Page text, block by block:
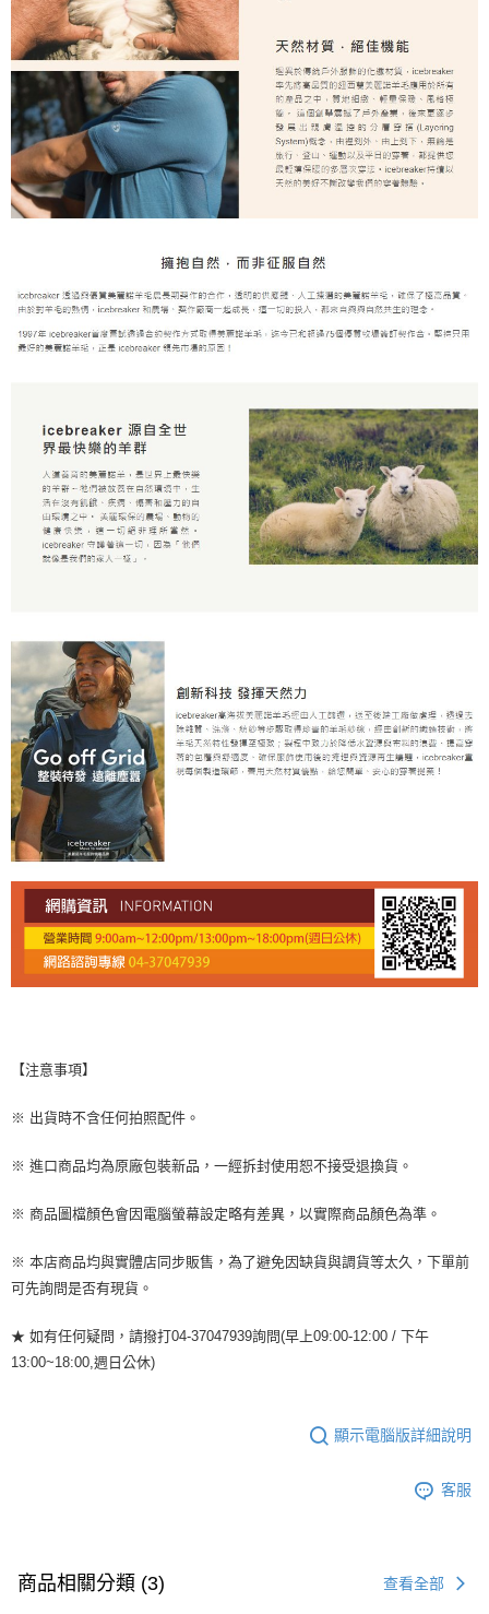
【注意事項】
※ 出貨時不含任何拍照配件。
※ 進口商品均為原廠包裝新品，一經拆封使用恕不接受退換貨。
※ 商品圖檔顏色會因電腦螢幕設定略有差異，以實際商品顏色為準。
※ 本店商品均與實體店同步販售，為了避免因缺貨與調貨等太久，下單前
可先詢問是否有現貨。
★ 如有任何疑問，請撥打04-37047939詢問(早上09:00-12:00 / 下午
13:00~18:00,週日公休)
顯示電腦版詳細說明
客服
商品相關分類 (3) 查看全部